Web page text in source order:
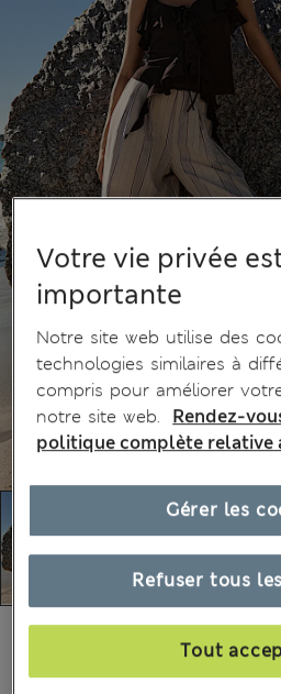
27.00 €
Votre vie privée
importante
Notre site web utilise des
technologies similaires à
compris pour améliorer
notre site web.
Rendez-
politique complète relative
Refuser tous
Tout
Gérer les